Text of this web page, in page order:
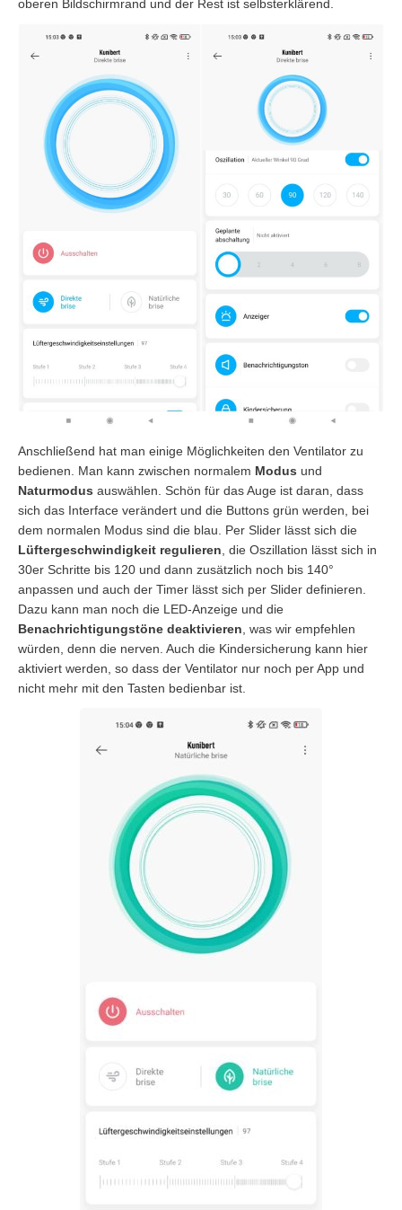
oberen Bildschirmrand und der Rest ist selbsterklärend.
Anschließend hat man einige Möglichkeiten den Ventilator zu
bedienen. Man kann zwischen normalem Modus und
Naturmodus auswählen. Schön für das Auge ist daran, dass
sich das Interface verändert und die Buttons grün werden, bei
dem normalen Modus sind die blau. Per Slider lässt sich die
Lüftergeschwindigkeit regulieren , die Oszillation lässt sich in
30er Schritte bis 120 und dann zusätzlich noch bis 140°
anpassen und auch der Timer lässt sich per Slider definieren.
Dazu kann man noch die LED-Anzeige und die
Benachrichtigungstöne deaktivieren , was wir empfehlen
würden, denn die nerven. Auch die Kindersicherung kann hier
aktiviert werden, so dass der Ventilator nur noch per App und
nicht mehr mit den Tasten bedienbar ist.